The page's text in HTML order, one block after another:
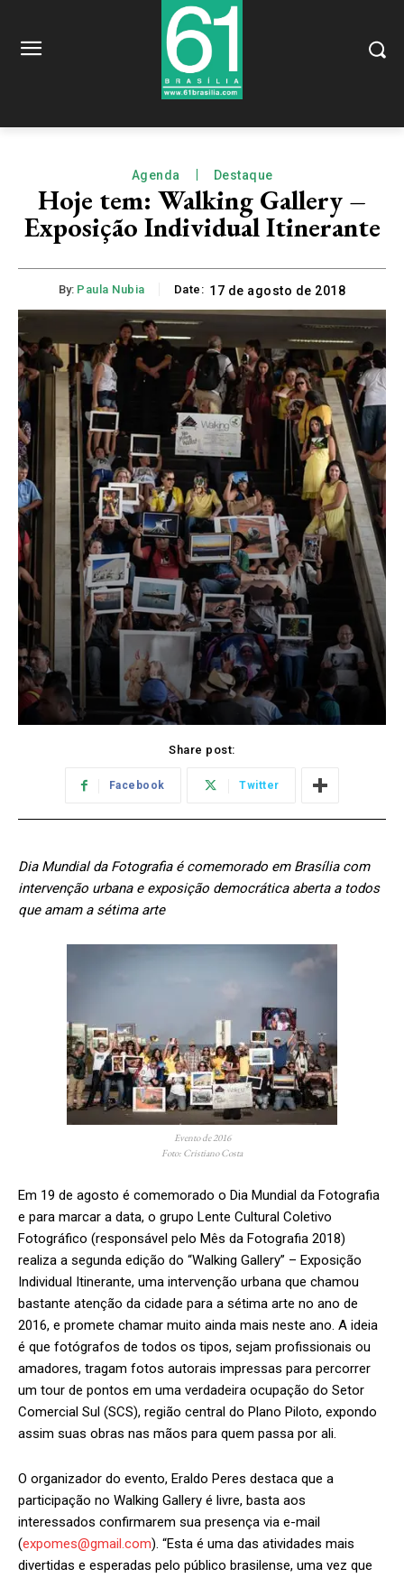
Agenda Destaque
Hoje tem: Walking Gallery –
Exposição Individual Itinerante
By: Paula Nubia Date: 17 de agosto de 2018
Share post:
Facebook Twitter
Dia Mundial da Fotografia é comemorado em Brasília com
intervenção urbana e exposição democrática aberta a todos
que amam a sétima arte
Evento de 2016
Foto: Cristiano Costa
Em 19 de agosto é comemorado o Dia Mundial da Fotografia
e para marcar a data, o grupo Lente Cultural Coletivo
Fotográfico (responsável pelo Mês da Fotografia 2018)
realiza a segunda edição do “Walking Gallery” – Exposição
Individual Itinerante, uma intervenção urbana que chamou
bastante atenção da cidade para a sétima arte no ano de
2016, e promete chamar muito ainda mais neste ano. A ideia
é que fotógrafos de todos os tipos, sejam profissionais ou
amadores, tragam fotos autorais impressas para percorrer
um tour de pontos em uma verdadeira ocupação do Setor
Comercial Sul (SCS), região central do Plano Piloto, expondo
assim suas obras nas mãos para quem passa por ali.
O organizador do evento, Eraldo Peres destaca que a
participação no Walking Gallery é livre, basta aos
interessados confirmarem sua presença via e-mail
(expomes@gmail.com). “Esta é uma das atividades mais
divertidas e esperadas pelo público brasilense, uma vez que